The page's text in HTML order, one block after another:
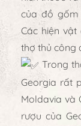
của đồ gốm
Các hiện
thợ thủ công
Trong
Georgia rất
Moldavia và
rượu của